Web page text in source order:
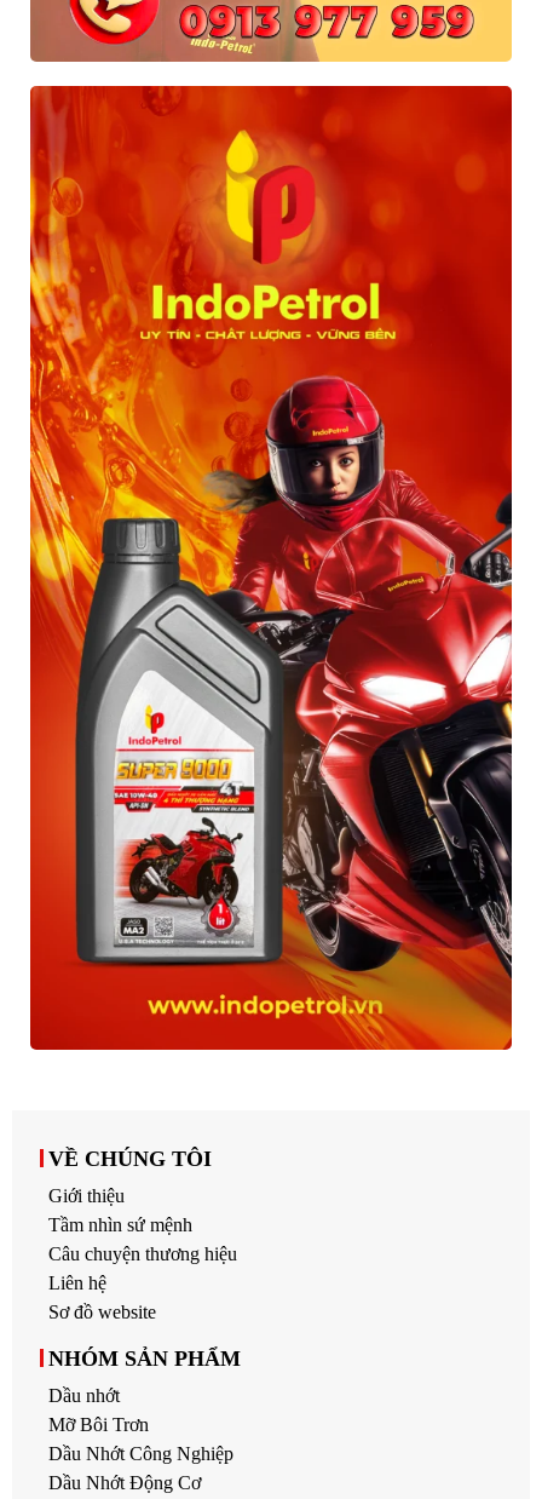
VỀ CHÚNG TÔI
Giới thiệu
Tầm nhìn sứ mệnh
Câu chuyện thương hiệu
Liên hệ
Sơ đồ website
NHÓM SẢN PHẨM
Dầu nhớt
Mỡ Bôi Trơn
Dầu Nhớt Công Nghiệp
Dầu Nhớt Động Cơ